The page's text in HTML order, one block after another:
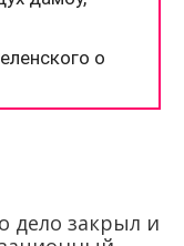
дело закрыл и